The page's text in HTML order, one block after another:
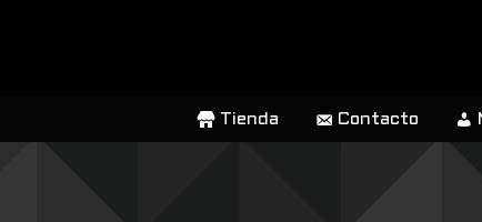
Tienda Contacto